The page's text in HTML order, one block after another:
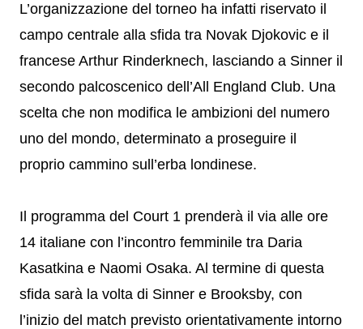
L’organizzazione del torneo ha infatti riservato il
campo centrale alla sfida tra Novak Djokovic e il
francese Arthur Rinderknech, lasciando a Sinner il
secondo palcoscenico dell’All England Club. Una
scelta che non modifica le ambizioni del numero
uno del mondo, determinato a proseguire il
proprio cammino sull’erba londinese.
Il programma del Court 1 prenderà il via alle ore
14 italiane con l’incontro femminile tra Daria
Kasatkina e Naomi Osaka. Al termine di questa
sfida sarà la volta di Sinner e Brooksby, con
l’inizio del match previsto orientativamente intorno